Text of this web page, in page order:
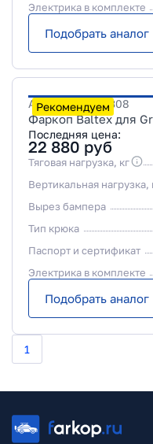
Электрика в комплекте
Подобрать аналог
Рекомендуем
Артикул28198308
Фаркоп Baltex для
Последняя цена:
22 880 руб
Тяговая нагрузка, кг
Вертикальная нагрузка,
Вырез бампера
Тип крюка
Паспорт и сертификат
Электрика в комплекте
Подобрать аналог
1